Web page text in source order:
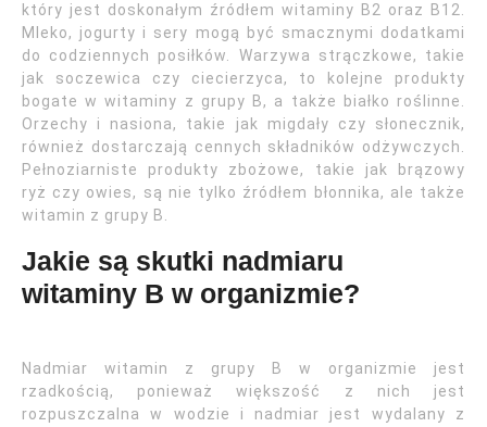
który jest doskonałym źródłem witaminy B2 oraz B12.
Mleko, jogurty i sery mogą być smacznymi dodatkami
do codziennych posiłków. Warzywa strączkowe, takie
jak soczewica czy ciecierzyca, to kolejne produkty
bogate w witaminy z grupy B, a także białko roślinne.
Orzechy i nasiona, takie jak migdały czy słonecznik,
również dostarczają cennych składników odżywczych.
Pełnoziarniste produkty zbożowe, takie jak brązowy
ryż czy owies, są nie tylko źródłem błonnika, ale także
witamin z grupy B.
Jakie są skutki nadmiaru
witaminy B w organizmie?
Nadmiar witamin z grupy B w organizmie jest
rzadkością, ponieważ większość z nich jest
rozpuszczalna w wodzie i nadmiar jest wydalany z